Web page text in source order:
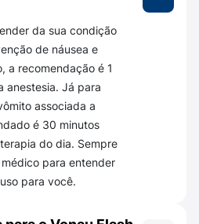
organismo de modo a
pela sensação de
que o paciente recupere
original.
Flash 8mg?
comprimido de Vonau
com as mãos
na ponta da
com saliva. Não é
da sua condição
de náusea e
a recomendação é 1
anestesia. Já para
associada a
é 30 minutos
do dia. Sempre
para entender
para você.